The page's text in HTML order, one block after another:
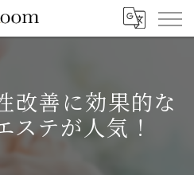
改善に効果的な
ステが人気！